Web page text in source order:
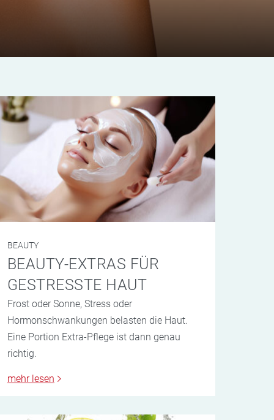
BEAUTY
BEAUTY-EXTRAS FÜR
GESTRESSTE HAUT
Frost oder Sonne, Stress oder
Hormonschwankungen belasten die Haut.
Eine Portion Extra-Pflege ist dann genau
richtig.
mehr lesen